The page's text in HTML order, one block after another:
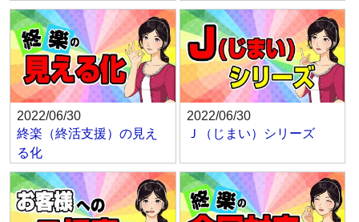
2022/06/30
終楽（終活支援）の見え
る化
2022/06/30
Ｊ（じまい）シリーズ